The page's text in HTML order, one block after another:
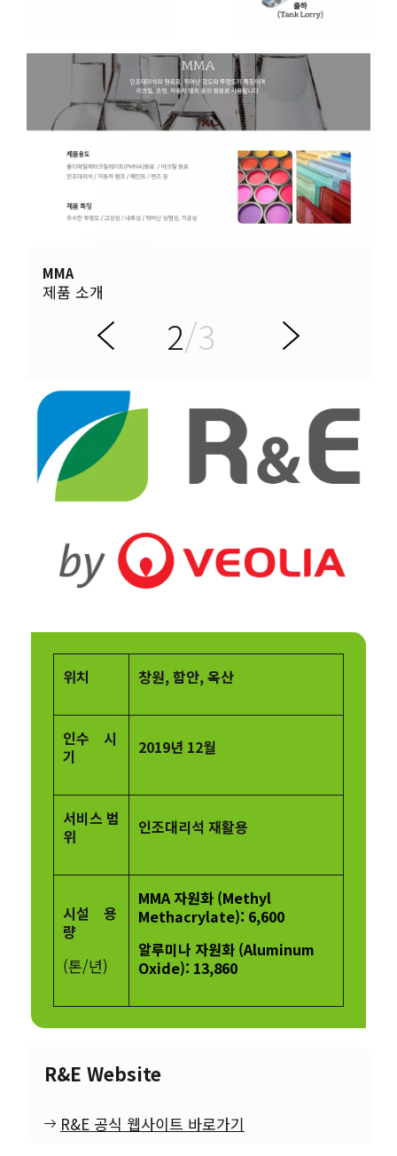
이
전
MMA
제품 소개
2/3
다
음
위치 창원, 함안, 옥산
인수 시
기
2019년 12월
서비스 범
위
인조대리석 재활용
시설 용
량
(톤/년)
MMA 자원화 (Methyl
Methacrylate): 6,600
알루미나 자원화 (Aluminum
Oxide): 13,860
R&E Website
R&E 공식 웹사이트 바로가기